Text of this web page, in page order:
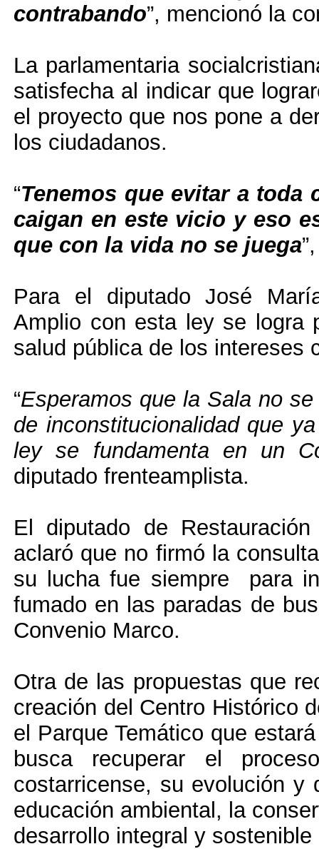
contrabando”, mencionó la
La parlamentaria
satisfecha al indicar que
el proyecto que nos pone a
los ciudadanos.
“Tenemos que evitar a toda
caigan en este vicio y eso
que con la vida no se juega
Para el diputado José
Amplio con esta ley se logra
salud pública de los intereses
“Esperamos que la Sala no
de inconstitucionalidad que
ley se fundamenta en un
diputado frenteamplista.
El diputado de
aclaró que no firmó la
su lucha fue siempre para
fumado en las paradas de
Convenio Marco.
Otra de las propuestas que
creación del Centro Histórico
el Parque Temático que
busca recuperar el
costarricense, su evolución y
educación ambiental, la
desarrollo integral y